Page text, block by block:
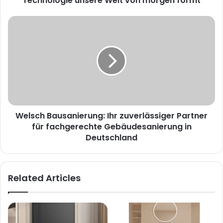
Welsch Bausanierung: Ihr zuverlässiger Partner
für fachgerechte Gebäudesanierung in
Deutschland
Related Articles